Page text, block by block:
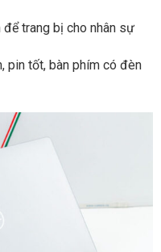
trang bị cho nhân sự
pin tốt, bàn phím có đèn